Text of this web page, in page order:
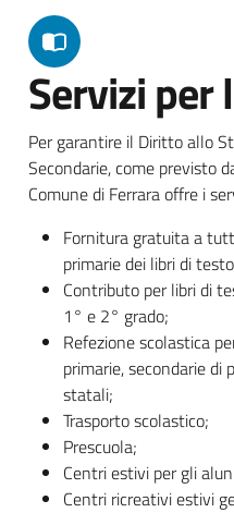
Servizi per
Per garantire il Diritto allo
Secondarie, come previsto
Comune di Ferrara offre i
Fornitura gratuita a
primarie dei libri di
Contributo per libri di
1° e 2° grado;
Refezione scolastica
primarie, secondarie di
statali;
Trasporto scolastico;
Prescuola;
Centri estivi per gli
Centri ricreativi estivi